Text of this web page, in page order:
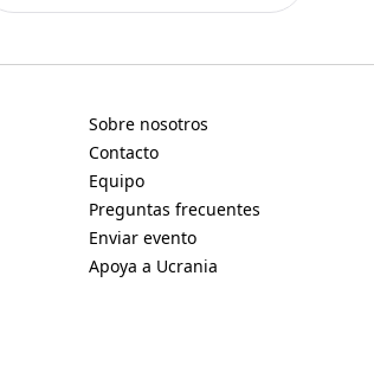
Sobre nosotros
Contacto
Equipo
Preguntas frecuentes
Enviar evento
Apoya a Ucrania